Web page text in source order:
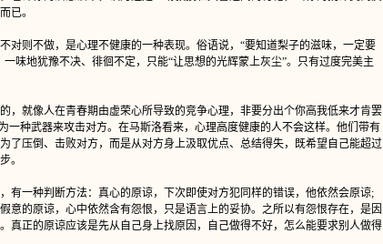
已。
则不做，是心理不健康的一种表现。俗语说，“要知道梨子的滋味，一定要
味地犹豫不决、徘徊不定，只能“让思想的光辉蒙上灰尘”。只有过度完美主
就像人在青春期由虚荣心所导致的竞争心理，非要分出个你高我低来才肯罢
一种武器来攻击对方。在马斯洛看来，心理高度健康的人不会这样。他们带有
了压倒、击败对方，而是从对方身上汲取优点、总结得失，既希望自己能超过
。
一种判断方法：真心的原谅，下次即使对方犯同样的错误，他依然会原谅;
意的原谅，心中依然含有怨恨，只是语言上的妥协。之所以有怨恨存在，是因
真正的原谅应该是先从自己身上找原因，自己做得不好，怎么能要求别人做得